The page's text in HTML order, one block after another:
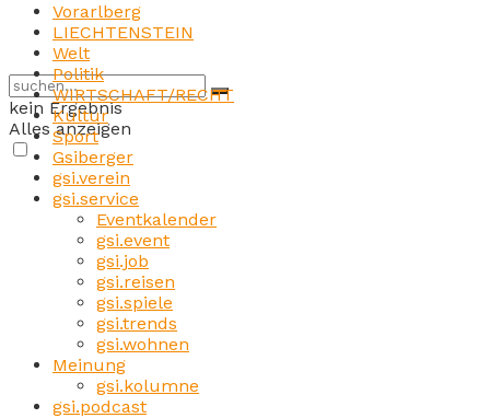
kein Ergebnis
Alles anzeigen
Vorarlberg
LIECHTENSTEIN
Welt
Politik
WIRTSCHAFT/RECHT
Kultur
Sport
Gsiberger
gsi.verein
gsi.service
Eventkalender
gsi.event
gsi.job
gsi.reisen
gsi.spiele
gsi.trends
gsi.wohnen
Meinung
gsi.kolumne
gsi.podcast